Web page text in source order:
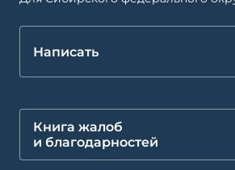
Написать
Книга жалоб
и благодарностей